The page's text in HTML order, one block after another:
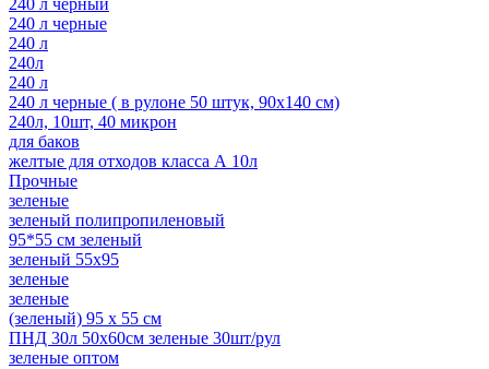
240 л черные
240 л
240л
240 л
240 л черные ( в рулоне 50 штук, 90х140 см)
240л, 10шт, 40 микрон
для баков
желтые для отходов класса А 10л
Прочные
зеленые
зеленый полипропиленовый
95*55 см зеленый
зеленый 55x95
зеленые
зеленые
(зеленый) 95 х 55 см
ПНД 30л 50x60см зеленые 30шт/рул
зеленые оптом